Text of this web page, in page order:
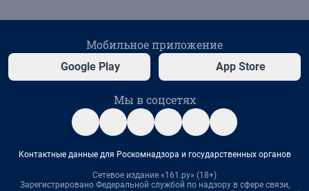
Мобильное приложение
Google Play App Store
Мы в соцсетях
Контактные данные для Роскомнадзора и государственных органов
Сетевое издание «161.ру» (18+)
Зарегистрировано Федеральной службой по надзору в сфере связи,